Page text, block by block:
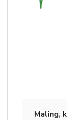
Maling,